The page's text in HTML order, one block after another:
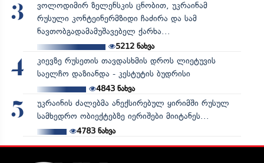
3
ვოლოდიმირ ზელენსკის ცნობით, უკრაინამ
რუსული კონტეინერმზიდი ჩაძირა და სამ
ნავთობგადამამუშავებელ ქარხა...
5212ნახვა
4
კიევზე რუსეთის თავდასხმის დროს ლიეტუვის
საელჩო დაზიანდა - კესტუტის ბუდრისი
4843ნახვა
5
უკრაინის ძალებმა ანექსირებულ ყირიმში რუსულ
სამხედრო ობიექტებზე იერიშები მიიტანეს...
4783ნახვა